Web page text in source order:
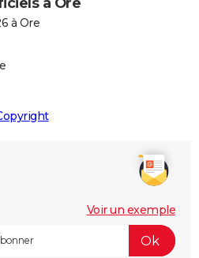
à Ore
à Ore
Voir un exemple